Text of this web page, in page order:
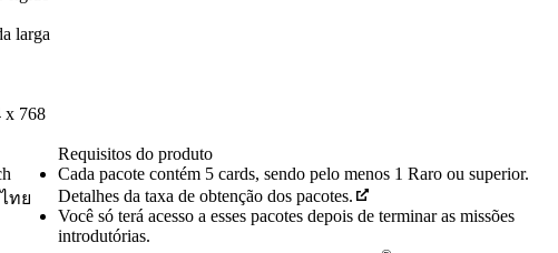
larga
x 768
ไทย
Requisitos do produto
Cada pacote contém 5 cards, sendo pelo menos 1 Raro ou superior.
Detalhes da taxa de obtenção dos pacotes.
Você só terá acesso a esses pacotes depois de terminar as missões
introdutórias.